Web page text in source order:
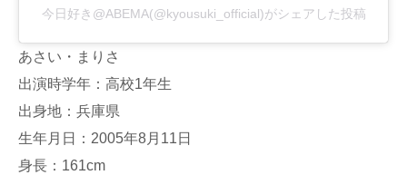
今日好き@ABEMA(@kyousuki_official)がシェアした投稿
あさい・まりさ
出演時学年：高校1年生
出身地：兵庫県
生年月日：2005年8月11日
身長：161cm